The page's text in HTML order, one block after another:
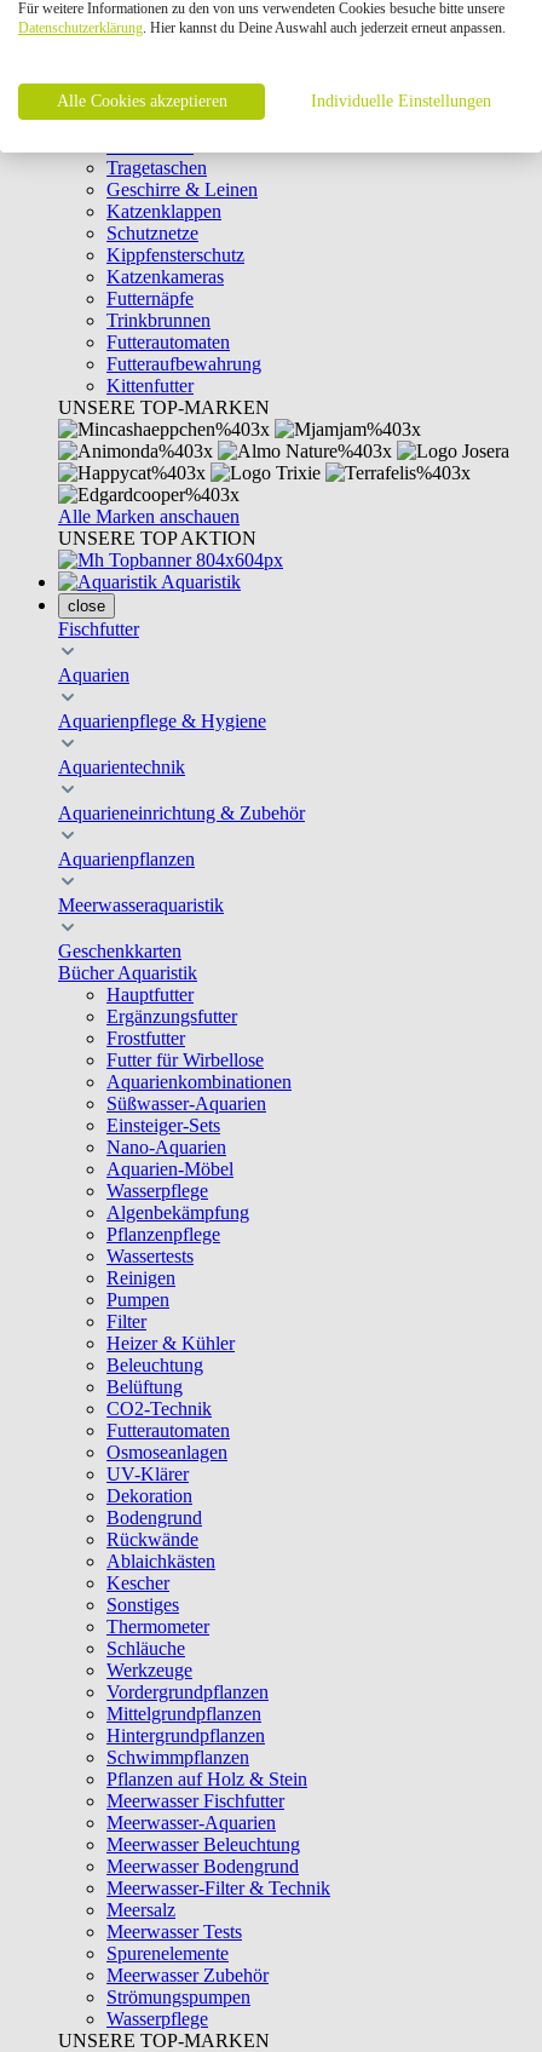
Intelligenzspielzeug
Laserpointer & Elektrospielzeug
Clicker & Target Sticks für Katzen
Weiteres Katzenspielzeug
Transportboxen
Tragetaschen
Geschirre & Leinen
Katzenklappen
Schutznetze
Kippfensterschutz
Katzenkameras
Futternäpfe
Trinkbrunnen
Futterautomaten
Futteraufbewahrung
Kittenfutter
UNSERE TOP-MARKEN
Alle Marken anschauen
UNSERE TOP AKTION
Aquaristik
close
Fischfutter
Aquarien
Aquarienpflege & Hygiene
Aquarientechnik
Aquarieneinrichtung & Zubehör
Aquarienpflanzen
Meerwasseraquaristik
Geschenkkarten
Bücher Aquaristik
Hauptfutter
Ergänzungsfutter
Frostfutter
Futter für Wirbellose
Aquarienkombinationen
Süßwasser-Aquarien
Einsteiger-Sets
Nano-Aquarien
Aquarien-Möbel
Wasserpflege
Algenbekämpfung
Pflanzenpflege
Wassertests
Reinigen
Pumpen
Filter
Heizer & Kühler
Beleuchtung
Belüftung
CO2-Technik
Futterautomaten
Osmoseanlagen
UV-Klärer
Dekoration
Bodengrund
Rückwände
Ablaichkästen
Kescher
Sonstiges
Thermometer
Schläuche
Werkzeuge
Vordergrundpflanzen
Mittelgrundpflanzen
Hintergrundpflanzen
Schwimmpflanzen
Pflanzen auf Holz & Stein
Meerwasser Fischfutter
Meerwasser-Aquarien
Meerwasser Beleuchtung
Meerwasser Bodengrund
Meerwasser-Filter & Technik
Meersalz
Meerwasser Tests
Spurenelemente
Meerwasser Zubehör
Strömungspumpen
Wasserpflege
UNSERE TOP-MARKEN
Für weitere Informationen zu den von uns verwendeten Cookies besuche bitte unsere
Datenschutzerklärung. Hier kannst du Deine Auswahl auch jederzeit erneut anpassen.
Alle Cookies akzeptieren Individuelle Einstellungen